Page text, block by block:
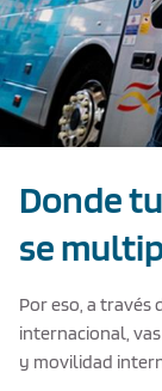
Donde
se
Por eso, a través
internacional,
y movilidad